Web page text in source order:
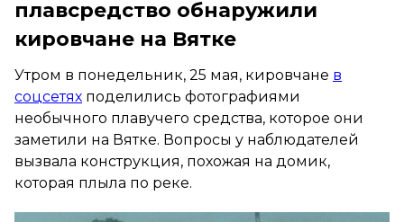
плавсредство обнаружили
кировчане на Вятке
Утром в понедельник, 25 мая, кировчане в
соцсетях поделились фотографиями
необычного плавучего средства, которое они
заметили на Вятке. Вопросы у наблюдателей
вызвала конструкция, похожая на домик,
которая плыла по реке.